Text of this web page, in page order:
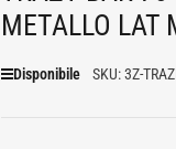
METALLO LAT
Disponibile SKU:3Z-